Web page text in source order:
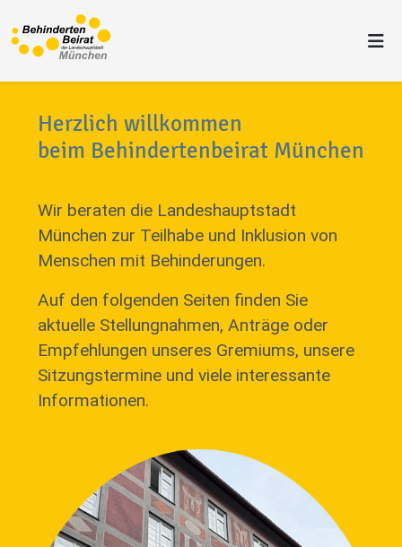
Herzlich willkommen
beim Behindertenbeirat München
Wir beraten die Landeshauptstadt
München zur Teilhabe und Inklusion von
Menschen mit Behinderungen.
Auf den folgenden Seiten finden Sie
aktuelle Stellungnahmen, Anträge oder
Empfehlungen unseres Gremiums, unsere
Sitzungstermine und viele interessante
Informationen.